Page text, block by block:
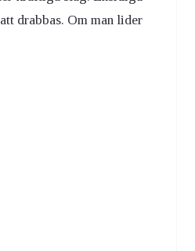
drabbas. Om man lider